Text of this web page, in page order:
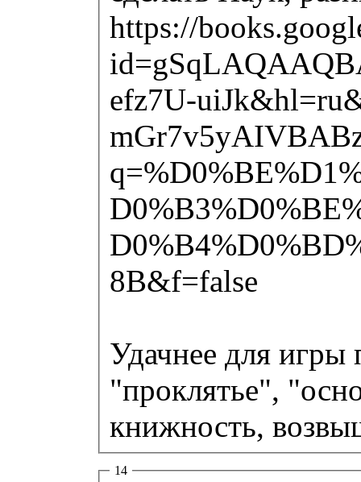
https://
efz7U-
8B&f=false
Удачнее для
"проклятье",
книжность,
14